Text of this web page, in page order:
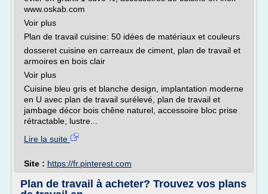
www.oskab.com
Voir plus
Plan de travail cuisine: 50 idées de matériaux et couleurs
dosseret cuisine en carreaux de ciment, plan de travail et
armoires en bois clair
Voir plus
Cuisine bleu gris et blanche design, implantation moderne
en U avec plan de travail surélevé, plan de travail et
jambage décor bois chêne naturel, accessoire bloc prise
rétractable, lustre...
Lire la suite
Site : https://fr.pinterest.com
Plan de travail à acheter? Trouvez vos plans